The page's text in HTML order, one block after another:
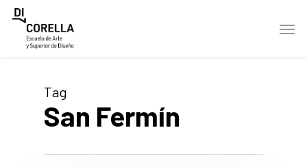
Skip
Menu
Tag
San Fermín